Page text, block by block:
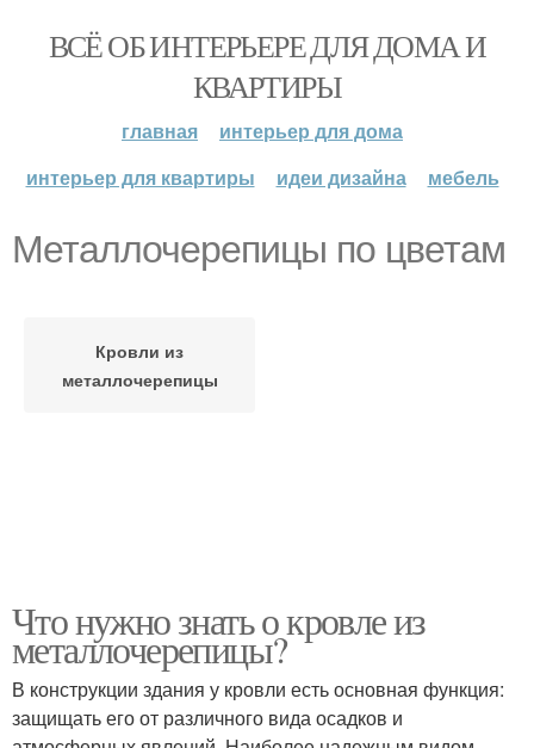
ВСЁ ОБ ИНТЕРЬЕРЕ ДЛЯ ДОМА И
КВАРТИРЫ
главная
интерьер для дома
интерьер для квартиры
идеи дизайна мебель
Металлочерепицы по цветам
Кровли из
металлочерепицы
Что нужно знать о кровле из
металлочерепицы?
В конструкции здания у кровли есть основная функция:
защищать его от различного вида осадков и